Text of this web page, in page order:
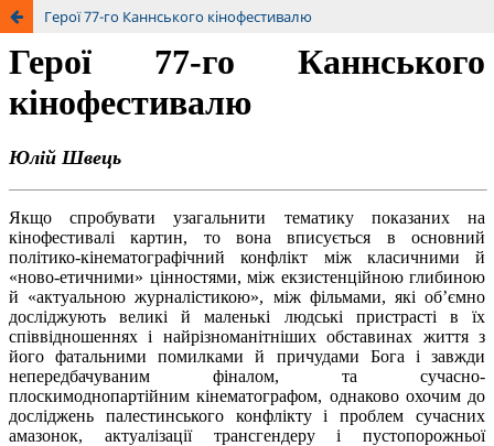
Герої 77-го Каннського кінофестивалю